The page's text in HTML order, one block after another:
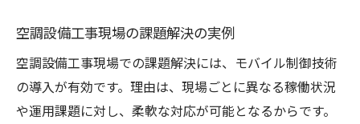
空調設備工事現場の課題解決の実例
空調設備工事現場での課題解決には、モバイル制御技術
の導入が有効です。理由は、現場ごとに異なる稼働状況
や運用課題に対し、柔軟な対応が可能となるからです。